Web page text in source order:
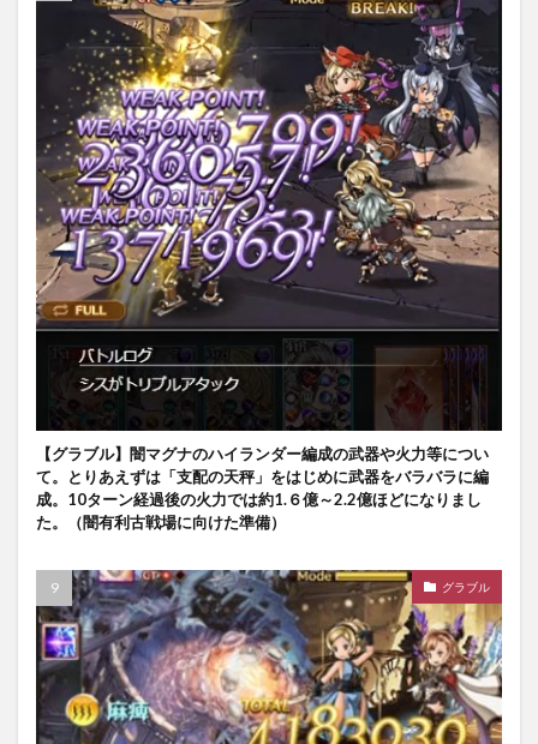
【グラブル】闇マグナのハイランダー編成の武器や火力等につい
て。とりあえずは「支配の天秤」をはじめに武器をバラバラに編
成。10ターン経過後の火力では約1.６億～2.2億ほどになりまし
た。（闇有利古戦場に向けた準備）
グラブル